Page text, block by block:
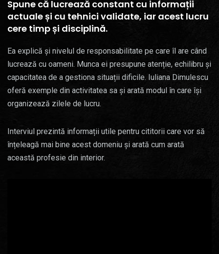
Spune că lucrează constant cu informații
actuale și cu tehnici validate, iar acest lucru
cere timp și disciplină.
Ea explică și nivelul de responsabilitate pe care îl are când
lucrează cu oameni. Munca ei presupune atenție, echilibru și
capacitatea de a gestiona situații dificile. Iuliana Dimulescu
oferă exemple din activitatea sa și arată modul în care își
organizează zilele de lucru.
Interviul prezintă informații utile pentru cititorii care vor să
înțeleagă mai bine acest domeniu și arată cum arată
această profesie din interior.